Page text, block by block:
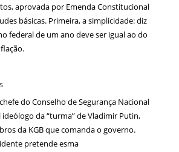
aprovada por Emenda Constitucional
básicas. Primeira, a simplicidade: diz
federal de um ano deve ser igual ao do
do Conselho de Segurança Nacional
ideólogo da “turma” de Vladimir Putin,
da KGB que comanda o governo.
pretende esma